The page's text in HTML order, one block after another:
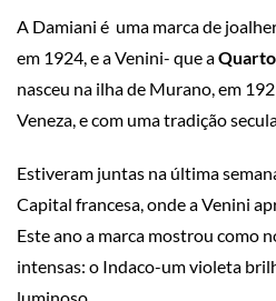
A Damiani é uma marca de
em 1924, e a Venini- que a
nasceu na ilha de Murano, em
Veneza, e com uma tradição
Estiveram juntas na última
Capital francesa, onde a Venini
Este ano a marca mostrou como
intensas: o Indaco-um violeta